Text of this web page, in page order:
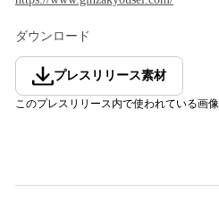
ダウンロード
プレスリリース素材
このプレスリリース内で使われている画